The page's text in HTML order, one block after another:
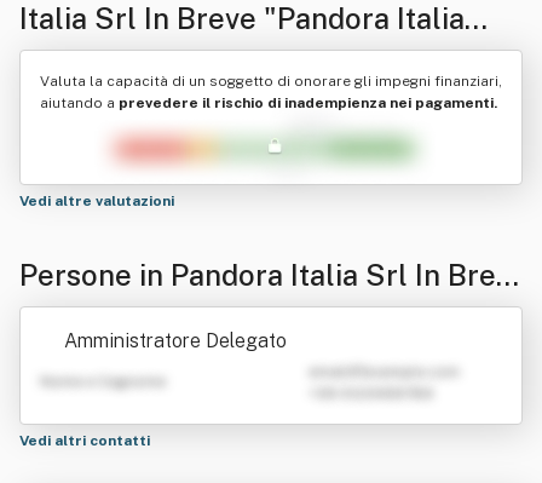
Italia Srl In Breve "Pandora Italia
Srl"
Valuta la capacità di un soggetto di onorare gli impegni finanziari,
aiutando a prevedere il rischio di inadempienza nei pagamenti.
Vedi altre valutazioni
Persone in Pandora Italia Srl In Brev
e "Pandora Italia Srl"
Amministratore Delegato
Nome e Cognome
Vedi altri contatti